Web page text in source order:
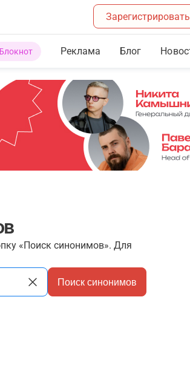
Реклама Блог
«Поиск синонимов». Для
Поиск синонимов